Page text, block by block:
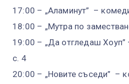
17:00 – „Аламинут” –
18:00 – „Мутра по
19:00 – „Да отгледаш Хоуп”
с. 4
20:00 – „Новите съседи” –